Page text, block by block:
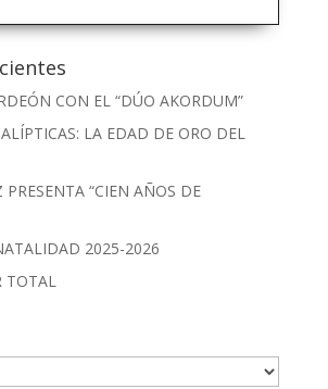
CON EL “DÚO AKORDUM”
LA EDAD DE ORO DEL
PRESENTA “CIEN AÑOS DE
2025-2026
TOTAL